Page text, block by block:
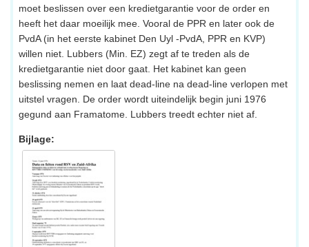
moet beslissen over een kredietgarantie voor de order en
heeft het daar moeilijk mee. Vooral de PPR en later ook de
PvdA (in het eerste kabinet Den Uyl -PvdA, PPR en KVP)
willen niet. Lubbers (Min. EZ) zegt af te treden als de
kredietgarantie niet door gaat. Het kabinet kan geen
beslissing nemen en laat dead-line na dead-line verlopen met
uitstel vragen. De order wordt uiteindelijk begin juni 1976
gegund aan Framatome. Lubbers treedt echter niet af.
Bijlage: